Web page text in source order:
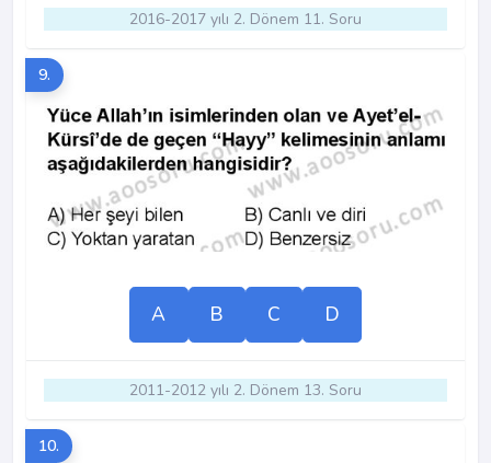
2016-2017 yılı 2. Dönem 11. Soru
9.
A B C D
2011-2012 yılı 2. Dönem 13. Soru
10.